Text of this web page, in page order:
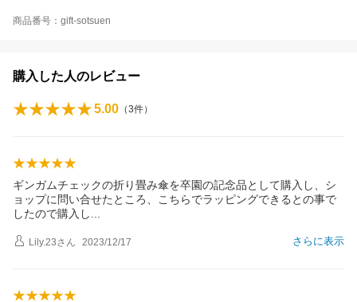
商品番号：gift-sotsuen
購入した人のレビュー
5.00 （3件）
ギンガムチェックの折り畳み傘を卒園の記念品として購入し、シ
ョップに問い合せたところ、こちらでラッピングできるとの事で
したので購入 し
さらに表示
Lily.23さん 2023/12/17